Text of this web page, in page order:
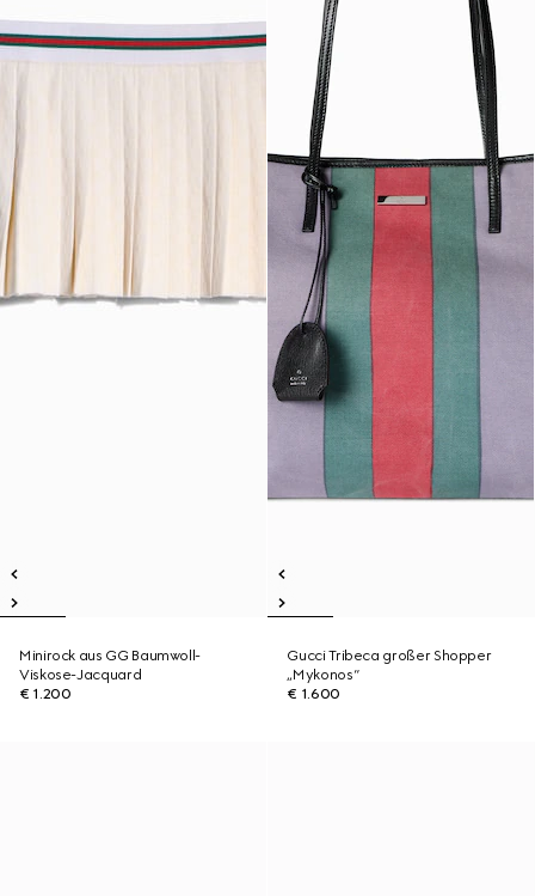
Minirock aus GG Baumwoll-
Viskose-Jacquard
€ 1.200
Gucci Tribeca großer Shopper
„Mykonos“
€ 1.600